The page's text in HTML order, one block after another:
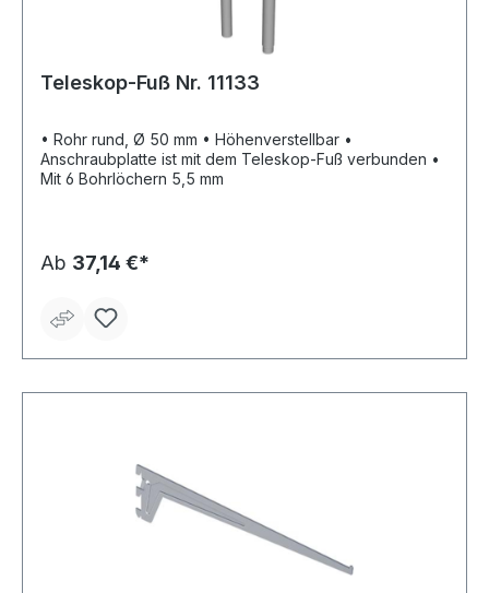
Teleskop-Fuß Nr. 11133
• Rohr rund, Ø 50 mm • Höhenverstellbar •
Anschraubplatte ist mit dem Teleskop-Fuß verbunden •
Mit 6 Bohrlöchern 5,5 mm
Ab 37,14 €*